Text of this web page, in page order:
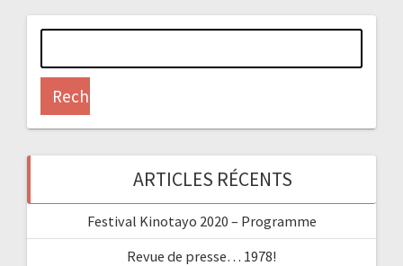
ARTICLES RÉCENTS
Festival Kinotayo 2020 – Programme
Revue de presse… 1978!